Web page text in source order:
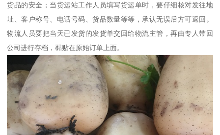
货品的安全；当货运站工作人员填写货运单时，要仔细核对发往地
址、客户称号、电话号码、货品数量等等，承认无误后方可返回。
物流人员要把当天已发货的发货单交回给物流主管，再由专人带回
公司进行存档，黏贴在原始订单上面。